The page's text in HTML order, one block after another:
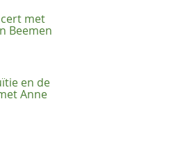
met
Beemen
en de
Anne